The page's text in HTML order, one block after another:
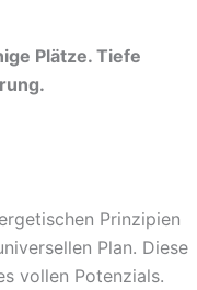
Tiefe
Prinzipien
Plan. Diese
vollen Potenzials.